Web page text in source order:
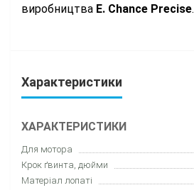
виробництва E. Chance Precise.
Характеристики
ХАРАКТЕРИСТИКИ
Для мотора
Крок ґвинта, дюйми
Матеріал лопаті